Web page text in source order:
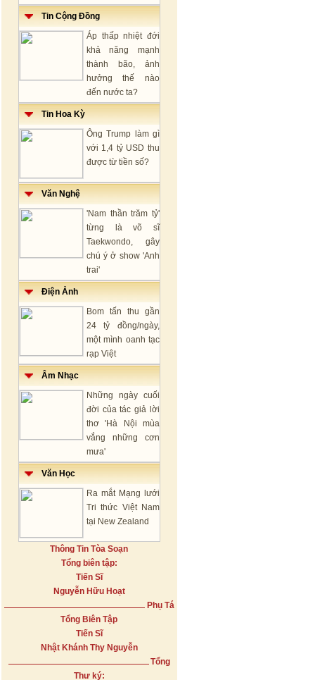
Tin Cộng Đồng
Áp thấp nhiệt đới
khả năng mạnh
thành bão, ảnh
hưởng thế nào
đến nước ta?
Tin Hoa Kỳ
Ông Trump làm gì
với 1,4 tỷ USD thu
được từ tiền số?
Văn Nghệ
'Nam thần trăm tỷ'
từng là võ sĩ
Taekwondo, gây
chú ý ở show 'Anh
trai'
Điện Ảnh
Bom tấn thu gần
24 tỷ đồng/ngày,
một mình oanh tạc
rạp Việt
Âm Nhạc
Những ngày cuối
đời của tác giả lời
thơ 'Hà Nội mùa
vắng những cơn
mưa'
Văn Học
Ra mắt Mạng lưới
Tri thức Việt Nam
tại New Zealand
Thông Tin Tòa Soạn
Tổng biên tập:
Tiến Sĩ
Nguyễn Hữu Hoạt
Phụ Tá
Tổng Biên Tập
Tiến Sĩ
Nhật Khánh Thy Nguyễn
Tổng
Thư ký: